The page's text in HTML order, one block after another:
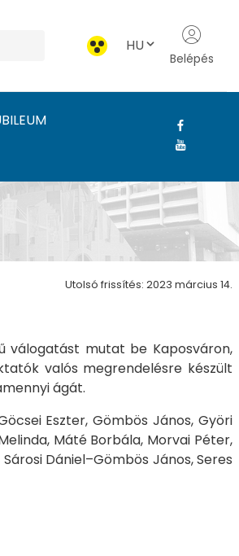
HU
Belépés
Intézet
Utolsó frissítés: 2023 március 14.
válogatást mutat be Kaposváron,
valós megrendelésre készült
ágát.
Eszter, Gömbös János, Györi
Máté Borbála, Morvai Péter,
Dániel–Gömbös János, Seres